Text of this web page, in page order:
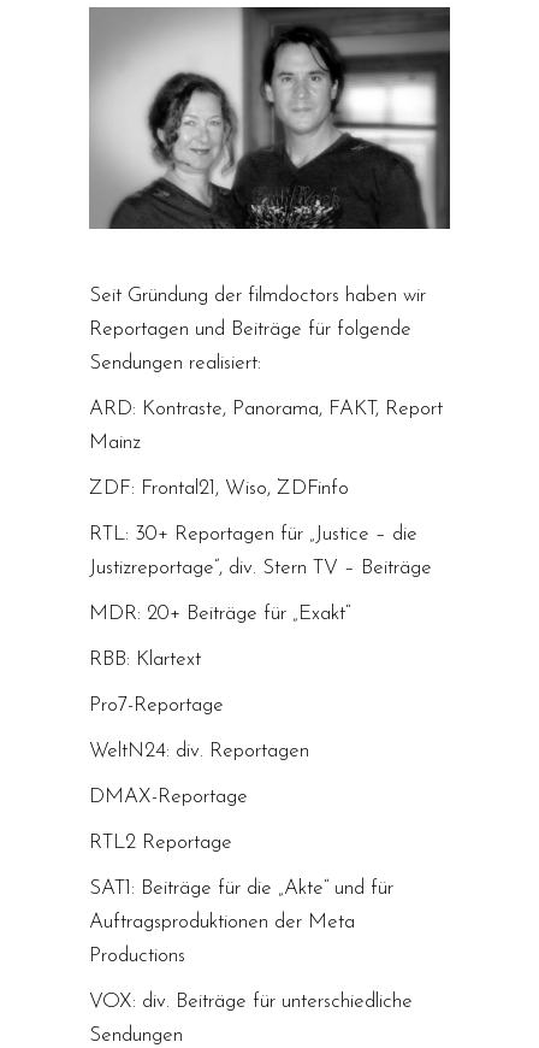
Seit Gründung der filmdoctors haben wir
Reportagen und Beiträge für folgende
Sendungen realisiert:
ARD: Kontraste, Panorama, FAKT, Report
Mainz
ZDF: Frontal21, Wiso, ZDFinfo
RTL: 30+ Reportagen für „Justice – die
Justizreportage”, div. Stern TV – Beiträge
MDR: 20+ Beiträge für „Exakt“
RBB: Klartext
Pro7-Reportage
WeltN24: div. Reportagen
DMAX-Reportage
RTL2 Reportage
SAT1: Beiträge für die „Akte“ und für
Auftragsproduktionen der Meta
Productions
VOX: div. Beiträge für unterschiedliche
Sendungen